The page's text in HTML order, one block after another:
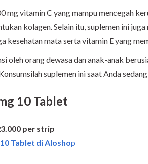
mg vitamin C yang mampu mencegah
kolagen. Selain itu, suplemen ini
kesehatan mata serta vitamin E yang
oleh orang dewasa dan anak-anak
suplemen ini saat Anda
10 Tablet
per strip
Tablet di Aloshop